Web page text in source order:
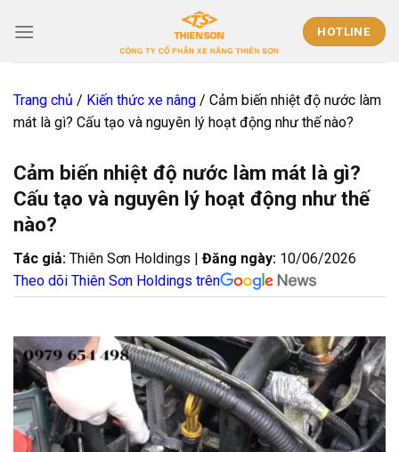
HOTLINE
Trang chủ / Kiến thức xe nâng / Cảm biến nhiệt độ nước làm
mát là gì? Cấu tạo và nguyên lý hoạt động như thế nào?
Cảm biến nhiệt độ nước làm mát là gì?
Cấu tạo và nguyên lý hoạt động như thế
nào?
Tác giả: Thiên Sơn Holdings | Đăng ngày: 10/06/2026
Theo dõi Thiên Sơn Holdings trên